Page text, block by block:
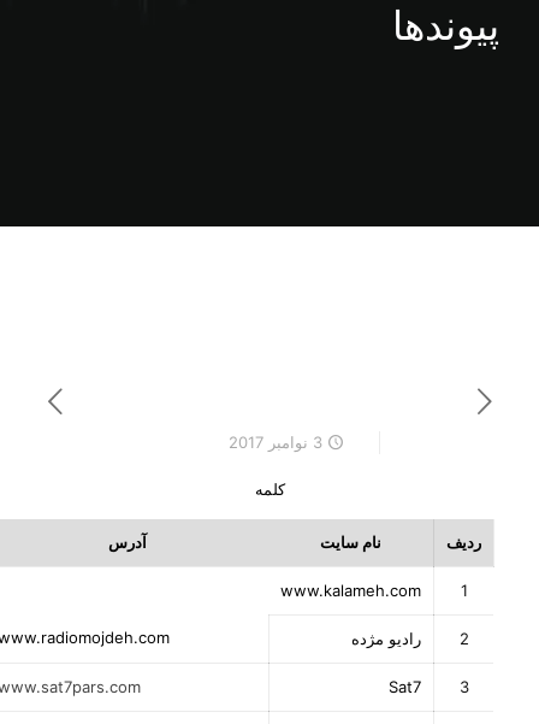
پیوندها
3 نوامبر 2017
کلمه
ردیف نام سایت آدرس
1
www.kalameh.com
2 رادیو مژده
3
Sat7